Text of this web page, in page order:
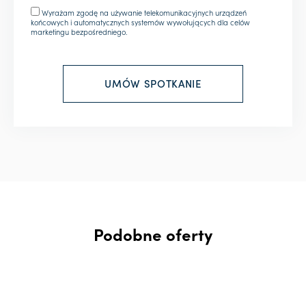
Wyrażam zgodę na używanie telekomunikacyjnych urządzeń
końcowych i automatycznych systemów wywołujących dla celów
marketingu bezpośredniego.
Podobne oferty